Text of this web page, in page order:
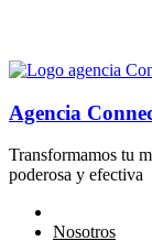
Agencia
Transformamos tu
poderosa y efectiva
Nosotros